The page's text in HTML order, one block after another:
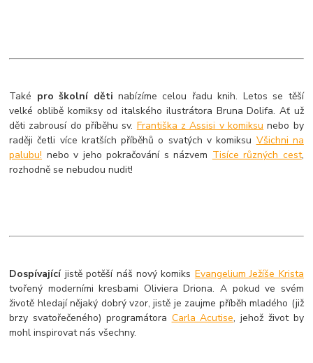
Také pro školní děti nabízíme celou řadu knih. Letos se těší
velké oblibě komiksy od italského ilustrátora Bruna Dolifa. Ať už
děti zabrousí do příběhu sv. Františka z Assisi v komiksu nebo by
raději četli více kratších příběhů o svatých v komiksu Všichni na
palubu! nebo v jeho pokračování s názvem Tisíce různých cest,
rozhodně se nebudou nudit!
Dospívající jistě potěší náš nový komiks Evangelium Ježíše Krista
tvořený moderními kresbami Oliviera Driona. A pokud ve svém
životě hledají nějaký dobrý vzor, jistě je zaujme příběh mladého (již
brzy svatořečeného) programátora Carla Acutise, jehož život by
mohl inspirovat nás všechny.